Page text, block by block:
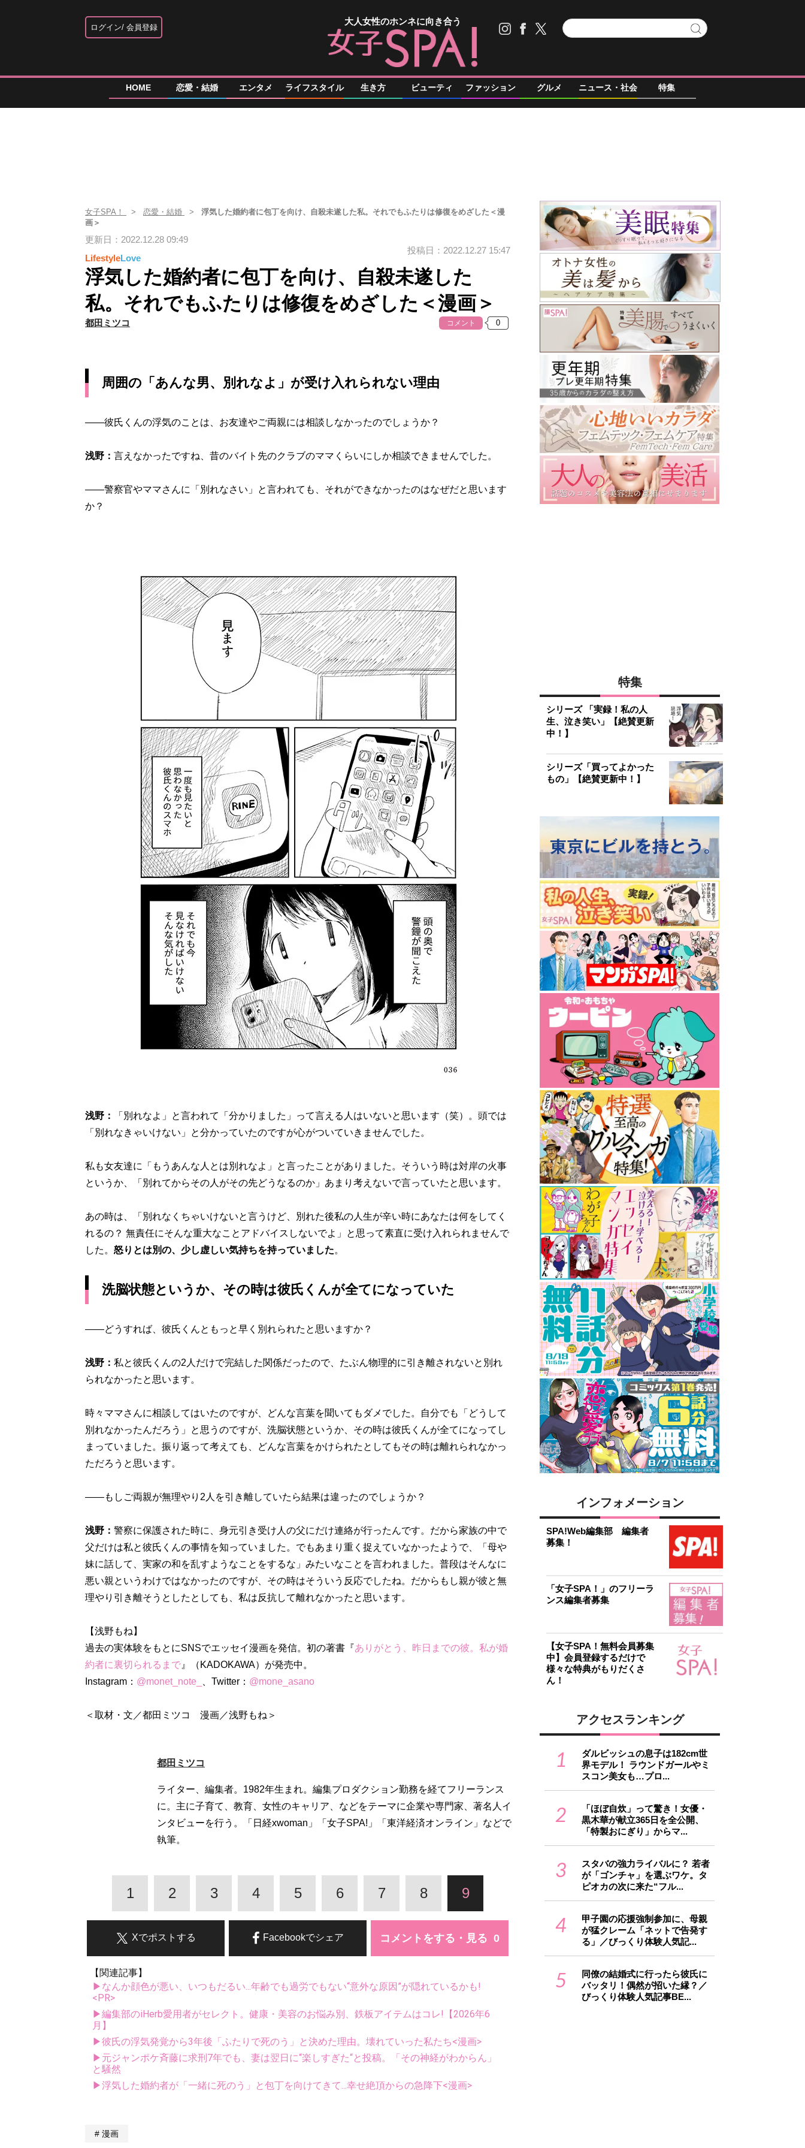
ログイン 会員登録
大人女性のホンネに向き合う
HOME 恋愛・結婚 エンタメ ライフスタイル 生き方 ビューティ ファッション グルメ ニュース・社会 特集
女子SPA！ 恋愛・結婚
浮気した婚約者に包丁を向け、自殺未遂した私。それでもふたりは修復をめざした＜漫
画＞
更新日：2022.12.28 09:49
LifestyleLove
投稿日：2022.12.27 15:47
浮気した婚約者に包丁を向け、自殺未遂した
私。それでもふたりは修復をめざした＜漫画＞
都田ミツコ コメント
周囲の「あんな男、別れなよ」が受け入れられない理由
――彼氏くんの浮気のことは、お友達やご両親には相談しなかったのでしょうか？
浅野： 言えなかったですね、昔のバイト先のクラブのママくらいにしか相談できませんでした。
――警察官やママさんに「別れなさい」と言われても、それができなかったのはなぜだと思います
か？
浅野：
「別れなよ」と言われて「分かりました」って言える人はいないと思います（笑）。頭では
「別れなきゃいけない」と分かっていたのですが心がついていきませんでした。
私も女友達に「もうあんな人とは別れなよ」と言ったことがありました。そういう時は対岸の火事
というか、「別れてからその人がその先どうなるのか」あまり考えないで言っていたと思います。
あの時は、「別れなくちゃいけないと言うけど、別れた後私の人生が辛い時にあなたは何をしてく
れるの？ 無責任にそんな重大なことアドバイスしないでよ」と思って素直に受け入れられませんで
した。 怒りとは別の、少し虚しい気持ちを持っていました。
洗脳状態というか、その時は彼氏くんが全てになっていた
――どうすれば、彼氏くんともっと早く別れられたと思いますか？
浅野： 私と彼氏くんの2人だけで完結した関係だったので、たぶん物理的に引き離されないと別れ
られなかったと思います。
時々ママさんに相談してはいたのですが、どんな言葉を聞いてもダメでした。自分でも「どうして
別れなかったんだろう」と思うのですが、洗脳状態というか、その時は彼氏くんが全てになってし
まっていました。振り返って考えても、どんな言葉をかけられたとしてもその時は離れられなかっ
ただろうと思います。
――もしご両親が無理やり2人を引き離していたら結果は違ったのでしょうか？
浅野： 警察に保護された時に、身元引き受け人の父にだけ連絡が行ったんです。だから家族の中で
父だけは私と彼氏くんの事情を知っていました。でもあまり重く捉えていなかったようで、「母や
妹に話して、実家の和を乱すようなことをするな」みたいなことを言われました。普段はそんなに
悪い親というわけではなかったのですが、その時はそういう反応でしたね。だからもし親が彼と無
理やり引き離そうとしたとしても、私は反抗して離れなかったと思います。
【浅野もね】
過去の実体験をもとにSNSでエッセイ漫画を発信。初の著書『ありがとう、昨日までの彼。私が婚
約者に裏切られるまで 』（KADOKAWA）が発売中。
Instagram： @monet_note_ 、Twitter： @mone_asano
＜取材・文／都田ミツコ 漫画／浅野もね＞
都田ミツコ
ライター、編集者。1982年生まれ。編集プロダクション勤務を経てフリーランス
に。主に子育て、教育、女性のキャリア、などをテーマに企業や専門家、著名人イ
ンタビューを行う。「日経xwoman」「女子SPA!」「東洋経済オンライン」などで
執筆。
1 2 3 4 5 6 7 8 9
コメントをする・見る
Facebookでシェア
Xでポストする
【関連記事】
▶なんか顔色が悪い、いつもだるい...年齢でも過労でもない“意外な原因”が隠れているかも!
<PR>
▶編集部のiHerb愛用者がセレクト。健康・美容のお悩み別、鉄板アイテムはコレ!【2026年6
月】
▶彼氏の浮気発覚から3年後「ふたりで死のう」と決めた理由。壊れていった私たち<漫画>
▶元ジャンポケ斉藤に求刑7年でも、妻は翌日に“楽しすぎた“と投稿。「その神経がわからん」
と騒然
▶浮気した婚約者が「一緒に死のう」と包丁を向けてきて...幸せ絶頂からの急降下<漫画>
漫画
特集
シリーズ 「実録！私の人
生、泣き笑い」【絶賛更新
中！】
シリーズ「買ってよかった
もの」【絶賛更新中！】
インフォメーション
SPA!Web編集部 編集者
募集！
「女子SPA！」のフリーラ
ンス編集者募集
【女子SPA！無料会員募集
中】会員登録するだけで
様々な特典がもりだくさ
ん！
アクセスランキング
1
ダルビッシュの息子は182cm世
界モデル！ ラウンドガールやミ
スコン美女も…プロ...
2
「ほぼ自炊」って驚き！女優・
黒木華が献立365日を全公開、
「特製おにぎり」からマ...
3
スタバの強力ライバルに？ 若者
が「ゴンチャ」を選ぶワケ。タ
ピオカの次に来た“フル...
4
甲子園の応援強制参加に、母親
が猛クレーム「ネットで告発す
る」／びっくり体験人気記...
5
同僚の結婚式に行ったら彼氏に
バッタリ！偶然が招いた縁？／
びっくり体験人気記事BE...